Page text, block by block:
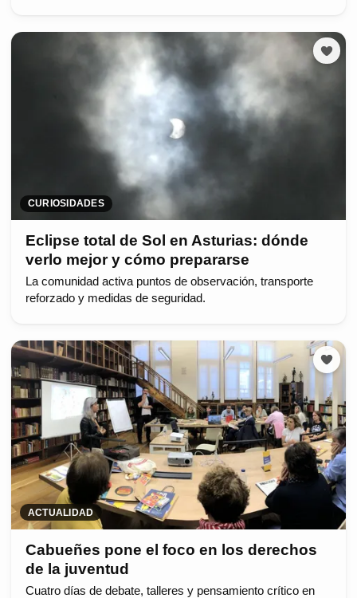
CURIOSIDADES
Eclipse total de Sol en Asturias: dónde
verlo mejor y cómo prepararse
La comunidad activa puntos de observación, transporte
reforzado y medidas de seguridad.
ACTUALIDAD
Cabueñes pone el foco en los derechos
de la juventud
Cuatro días de debate, talleres y pensamiento crítico en